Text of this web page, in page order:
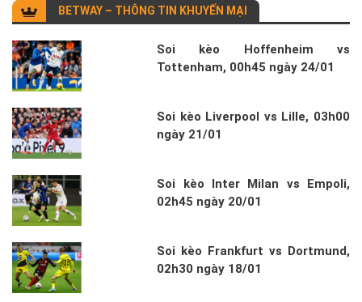
BETWAY – THÔNG TIN KHUYẾN MẠI
Soi kèo Hoffenheim vs
Tottenham, 00h45 ngày 24/01
Soi kèo Liverpool vs Lille, 03h00
ngày 21/01
Soi kèo Inter Milan vs Empoli,
02h45 ngày 20/01
Soi kèo Frankfurt vs Dortmund,
02h30 ngày 18/01